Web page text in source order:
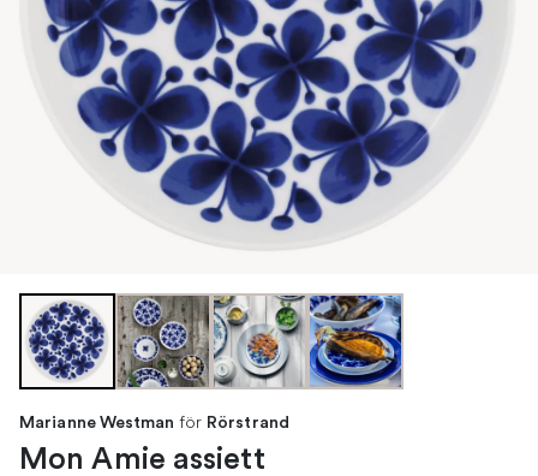
Marianne Westman för Rörstrand
Mon Amie assiett